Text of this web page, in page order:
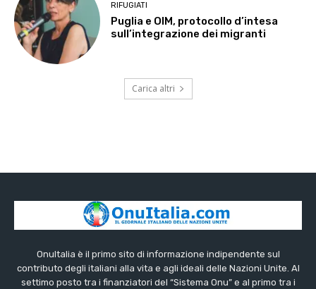
RIFUGIATI
Puglia e OIM, protocollo d’intesa
sull’integrazione dei migranti
Carica altri
OnuItalia è il primo sito di informazione indipendente sul
contributo degli italiani alla vita e agli ideali delle Nazioni Unite. Al
settimo posto tra i finanziatori del “Sistema Onu” e al primo tra i